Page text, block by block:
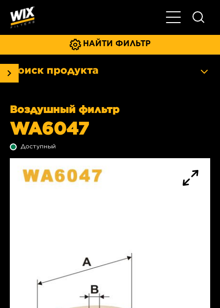
Главное
НАЙТИ ФИЛЬТР
Поиск продукта
Воздушный фильтр
WA6047
Доступный